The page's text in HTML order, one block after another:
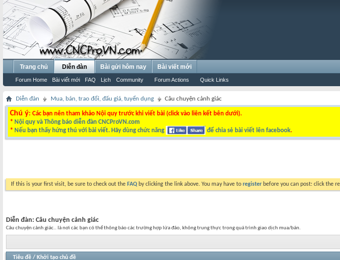
Trang chủ Diễn đàn
Forum Home Bài viết mới FAQ Lịch Community Forum Actions Quick Links
Bài gửi hôm nay Bài viết mới
Diễn đàn Mua, bán, trao đổi, đấu giá, tuyển dụng Câu chuyện cảnh giác
Chú ý: Các bạn nên tham khảo Nội quy trước khi viết bài (click vào liên kết bên dưới).
* Nội quy và Thông báo diễn đàn CNCProVN.com
* Nếu bạn thấy hứng thú với bài viết. Hãy dùng chức năng để chia sẻ bài viết lên facebook.
If this is your first visit, be sure to check out the FAQ by clicking the link above. You may have to register before you can post: click the
Diễn đàn: Câu chuyện cảnh giác
Câu chuyện cảnh giác.. là nơi các bạn có thể thông báo các trường hợp lừa đảo, không trung thực trong quá trình giao dịch mua/bán.
Tiêu đề / Khởi tạo chủ đề